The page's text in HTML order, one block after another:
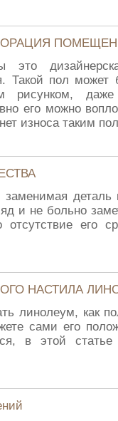
это
Такой пол может
рисунком,
его можно
износа таким
деталь
и не больно
отсутствие его
НАСТИЛА
линолеум, как
сами его
в этой статье